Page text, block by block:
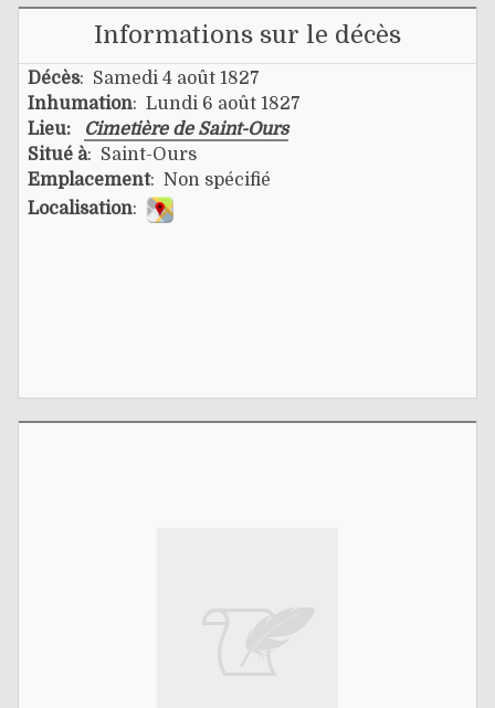
Informations sur le décès
Décès: Samedi 4 août 1827
Inhumation: Lundi 6 août 1827
Lieu:
Cimetière de Saint-Ours
Situé à: Saint-Ours
Emplacement: Non spécifié
Localisation: